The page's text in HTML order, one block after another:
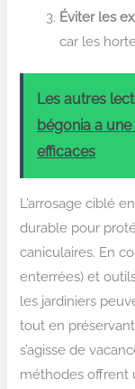
Éviter les
car les
Les autres
bégonia a
efficaces
L’arrosage ciblé
durable pour
caniculaires. En
enterrées) et
les jardiniers
tout en
s’agisse de
méthodes offrent